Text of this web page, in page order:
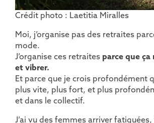
Crédit photo : Laetitia Miralles
Moi, j’organise pas des retraites
mode.
J’organise ces retraites parce que
et vibrer.
Et parce que je crois profondément
plus vite, plus fort, et plus
et dans le collectif.
J’ai vu des femmes arriver